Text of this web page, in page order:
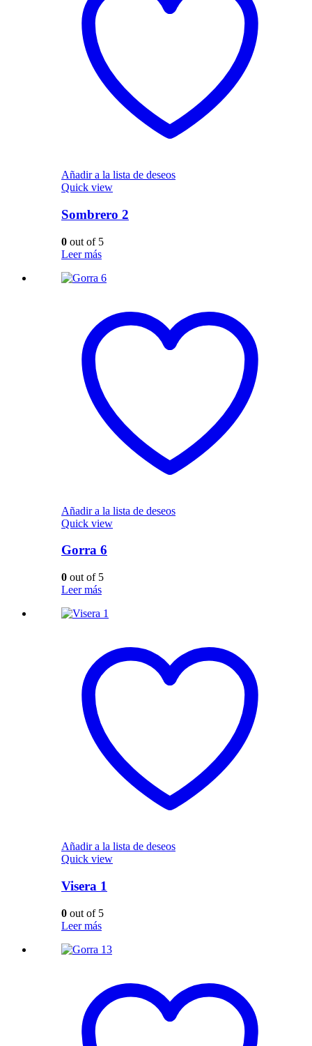
Añadir a la lista de deseos
Quick view
Sombrero 2
0 out of 5
Leer más
Añadir a la lista de deseos
Quick view
Gorra 6
0 out of 5
Leer más
Añadir a la lista de deseos
Quick view
Visera 1
0 out of 5
Leer más